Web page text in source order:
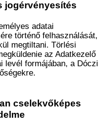
jogérvényesítés
adatai
történő felhasználását,
megtiltani. Törlési
az Adatkezelő
levél formájában, a Dóczi
cselekvőképes